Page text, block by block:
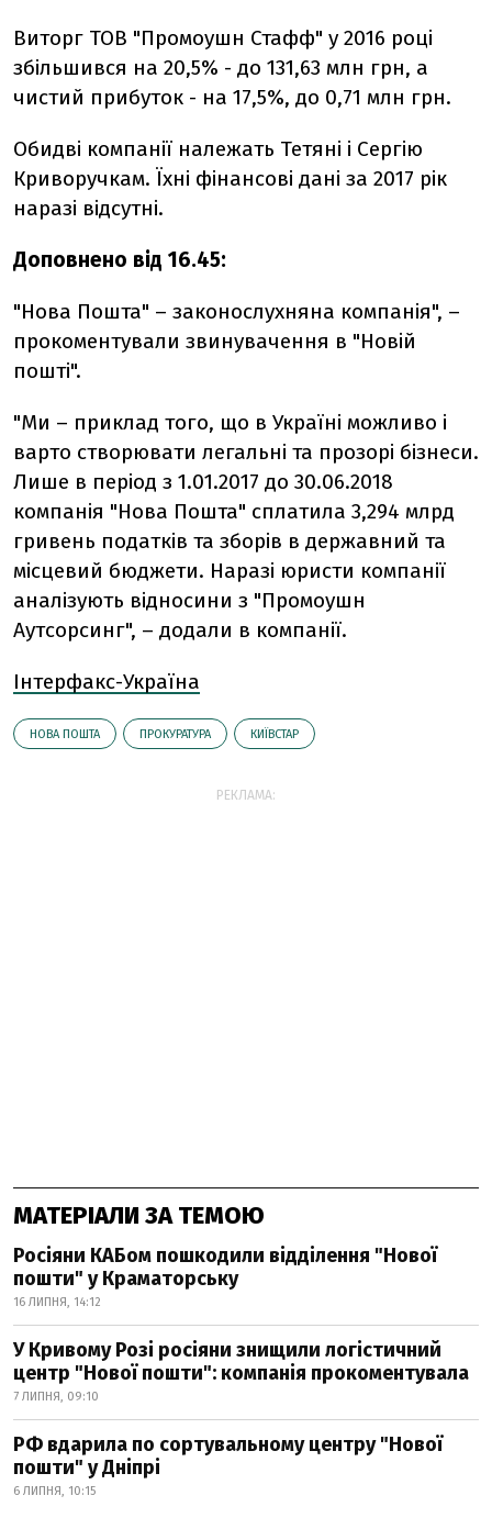
Виторг ТОВ "Промоушн Стафф" у 2016 році
збільшився на 20,5% - до 131,63 млн грн, а
чистий прибуток - на 17,5%, до 0,71 млн грн.
Обидві компанії належать Тетяні і Сергію
Криворучкам. Їхні фінансові дані за 2017 рік
наразі відсутні.
Доповнено від 16.45:
"Нова Пошта" – законослухняна компанія", –
прокоментували звинувачення в "Новій
пошті".
"Ми – приклад того, що в Україні можливо і
варто створювати легальні та прозорі бізнеси.
Лише в період з 1.01.2017 до 30.06.2018
компанія "Нова Пошта" сплатила 3,294 млрд
гривень податків та зборів в державний та
місцевий бюджети. Наразі юристи компанії
аналізують відносини з "Промоушн
Аутсорсинг", – додали в компанії.
Інтерфакс-Україна
НОВА ПОШТА ПРОКУРАТУРА КИЇВСТАР
РЕКЛАМА:
МАТЕРІАЛИ ЗА ТЕМОЮ
Росіяни КАБом пошкодили відділення "Нової
пошти" у Краматорську
16 ЛИПНЯ, 14:12
У Кривому Розі росіяни знищили логістичний
центр "Нової пошти": компанія прокоментувала
7 ЛИПНЯ, 09:10
РФ вдарила по сортувальному центру "Нової
пошти" у Дніпрі
6 ЛИПНЯ, 10:15